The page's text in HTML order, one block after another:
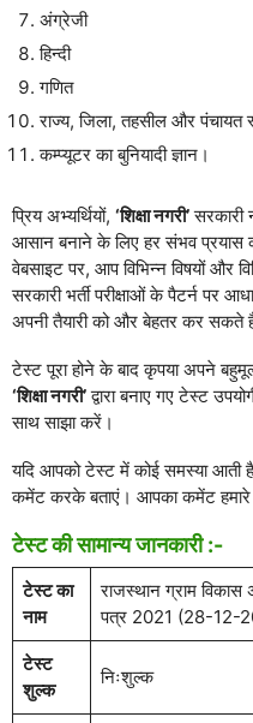
अंग्रेजी
हिन्दी
गणित
राज्य, जिला, तहसील और पंचायत
कम्प्यूटर का बुनियादी ज्ञान।
प्रिय अभ्यर्थियों, ‘शिक्षा नगरी’सरकारी
आसान बनाने के लिए हर संभव प्रयास
वेबसाइट पर, आप विभिन्न विषयों और
सरकारी भर्ती परीक्षाओं के पैटर्न पर
अपनी तैयारी को और बेहतर कर सकते
टेस्ट पूरा होने के बाद कृपया अपने
‘शिक्षा नगरी’द्वारा बनाए गए टेस्ट
साथ साझा करें।
यदि आपको टेस्ट में कोई समस्या आती है
कमेंट करके बताएं। आपका कमेंट हमारे
टेस्ट की सामान्य जानकारी :-
टेस्ट का
नाम
राजस्थान ग्राम विकास
पत्र 2021 (28-12-
टेस्ट
शुल्क
निःशुल्क